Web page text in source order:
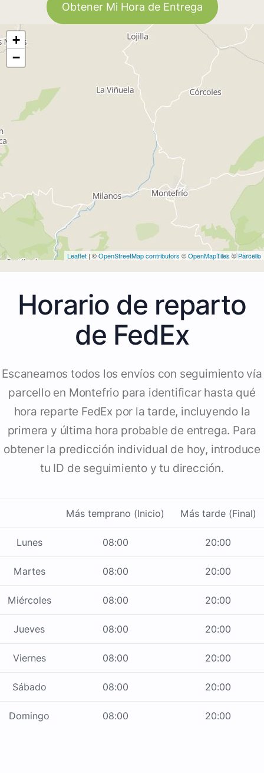
Obtener Mi Hora de Entrega
+
−
Leaflet | ©OpenStreetMap contributors ©OpenMapTiles ©Parcello
Horario de reparto
de FedEx
Escaneamos todos los envíos con seguimiento vía
parcello en Montefrio para identificar hasta qué
hora reparte FedEx por la tarde, incluyendo la
primera y última hora probable de entrega. Para
obtener la predicción individual de hoy, introduce
tu ID de seguimiento y tu dirección.
Más temprano (Inicio) Más tarde (Final)
Lunes 08:00 20:00
Martes 08:00 20:00
Miércoles 08:00 20:00
Jueves 08:00 20:00
Viernes 08:00 20:00
Sábado 08:00 20:00
Domingo 08:00 20:00